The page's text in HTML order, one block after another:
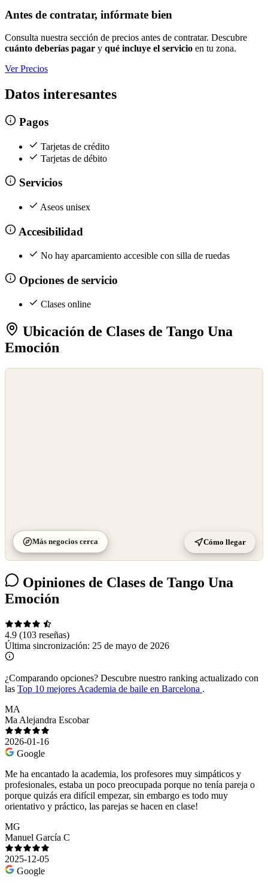
Antes de contratar, infórmate bien
Consulta nuestra sección de precios antes de contratar. Descubre
cuánto deberías pagar y qué incluye el servicio en tu zona.
Ver Precios
Datos interesantes
Pagos
Tarjetas de crédito
Tarjetas de débito
Servicios
Aseos unisex
Accesibilidad
No hay aparcamiento accesible con silla de ruedas
Opciones de servicio
Clases online
Ubicación de Clases de Tango Una
Emoción
Más negocios cerca Cómo llegar
Opiniones de Clases de Tango Una
Emoción
4.9 (103 reseñas)
Última sincronización: 25 de mayo de 2026
¿Comparando opciones? Descubre nuestro ranking actualizado con
las Top 10 mejores Academia de baile en Barcelona .
MA
Ma Alejandra Escobar
2026-01-16
Google
Me ha encantado la academia, los profesores muy simpáticos y
profesionales, estaba un poco preocupada porque no tenía pareja o
porque quizás era difícil empezar, sin embargo es todo muy
orientativo y práctico, las parejas se hacen en clase!
MG
Manuel García C
2025-12-05
Google